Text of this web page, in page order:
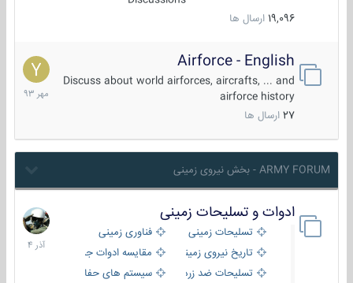
19,096 ارسال ها
Airforce - English
Discuss about world airforces, aircrafts, ... and
airforce history
27 ارسال ها
15
مهر
1393
ARMY FORUM - بخش نیروی زمینی
ادوات و تسلیحات زمینی
تسلیحات زمینی
فناوری زمینی
تاریخ نیروی زمینی
مقایسه ادوات جنگی
تسلیحات ضد زره
سیستم های حفاظت فعال
21
آذر
1404